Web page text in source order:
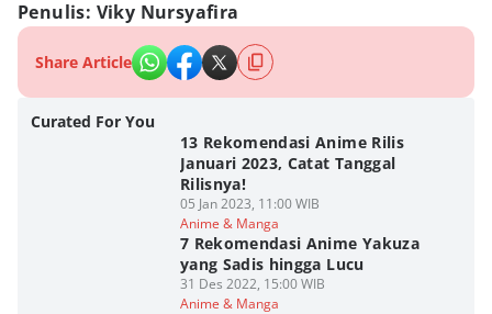
Penulis: Viky Nursyafira
Share Article
Curated For You
13 Rekomendasi Anime Rilis
Januari 2023, Catat Tanggal
Rilisnya!
05 Jan 2023, 11:00 WIB
Anime & Manga
7 Rekomendasi Anime Yakuza
yang Sadis hingga Lucu
31 Des 2022, 15:00 WIB
Anime & Manga